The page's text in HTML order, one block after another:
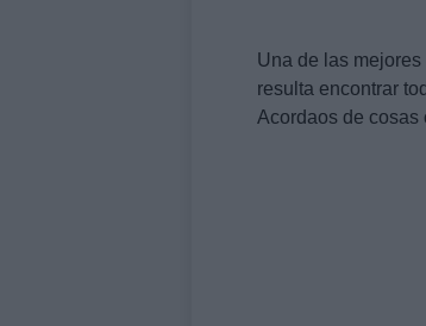
Una de las
resulta encontrar
Acordaos de cosas